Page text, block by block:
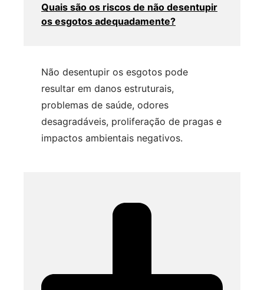
Quais são os riscos de não desentupir
os esgotos adequadamente?
Não desentupir os esgotos pode
resultar em danos estruturais,
problemas de saúde, odores
desagradáveis, proliferação de pragas e
impactos ambientais negativos.